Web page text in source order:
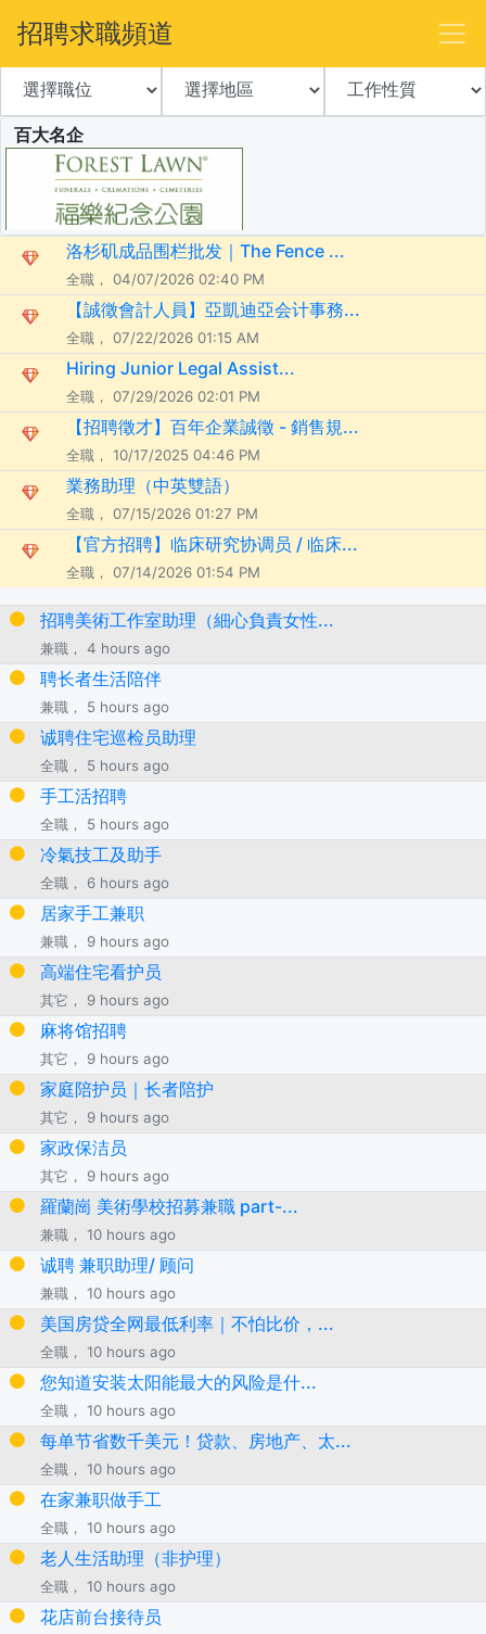
招聘求職頻道
百大名企
洛杉矶成品围栏批发｜The Fence ...
全職， 04/07/2026 02:40 PM
【誠徵會計人員】亞凱迪亞会计事務...
全職， 07/22/2026 01:15 AM
Hiring Junior Legal Assist...
全職， 07/29/2026 02:01 PM
【招聘徵才】百年企業誠徵 - 銷售規...
全職， 10/17/2025 04:46 PM
業務助理（中英雙語）
全職， 07/15/2026 01:27 PM
【官方招聘】临床研究协调员 / 临床...
全職， 07/14/2026 01:54 PM
招聘美術工作室助理（細心負責女性...
兼職， 4 hours ago
聘长者生活陪伴
兼職， 5 hours ago
诚聘住宅巡检员助理
全職， 5 hours ago
手工活招聘
全職， 5 hours ago
冷氣技工及助手
全職， 6 hours ago
居家手工兼职
兼職， 9 hours ago
高端住宅看护员
其它， 9 hours ago
麻将馆招聘
其它， 9 hours ago
家庭陪护员｜长者陪护
其它， 9 hours ago
家政保洁员
其它， 9 hours ago
羅蘭崗 美術學校招募兼職 part-...
兼職， 10 hours ago
诚聘 兼职助理/ 顾问
兼職， 10 hours ago
美国房贷全网最低利率｜不怕比价，...
全職， 10 hours ago
您知道安装太阳能最大的风险是什...
全職， 10 hours ago
每单节省数千美元！贷款、房地产、太...
全職， 10 hours ago
在家兼职做手工
全職， 10 hours ago
老人生活助理（非护理）
全職， 10 hours ago
花店前台接待员